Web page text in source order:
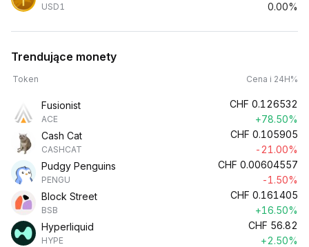
USD1
0.00%
Trendujące monety
Token Cena i 24H%
Fusionist
ACE
CHF 0.126532
+78.50%
Cash Cat
CASHCAT
CHF 0.105905
-21.00%
Pudgy Penguins
PENGU
CHF 0.00604557
-1.50%
Block Street
BSB
CHF 0.161405
+16.50%
Hyperliquid
HYPE
CHF 56.82
+2.50%